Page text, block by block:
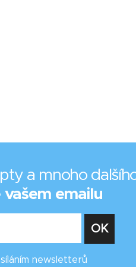
a mnoho
emailu
newsletterů